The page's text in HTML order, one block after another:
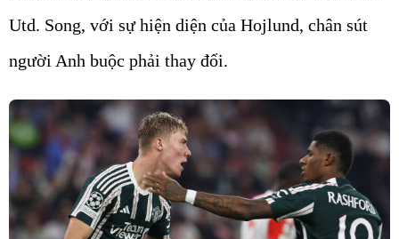
Utd. Song, với sự hiện diện của Hojlund, chân sút
người Anh buộc phải thay đổi.